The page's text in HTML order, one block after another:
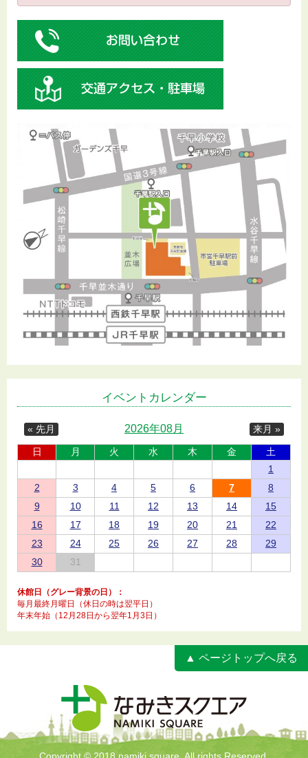
イベントカレンダー
« 先月 来月 »
2026年08月
日 月 火 水 木 金
土
1
2
3 4 5 6 7
8
9
10 11 12 13 14
15
16
17 18 19 20 21
22
23
24 25 26 27 28
29
30
31
休館日（グレー背景の日）：
毎月最終月曜日（休日の時は翌平日）
年末年始（12月28日から翌年1月3日）
▲ ページトップへ戻る